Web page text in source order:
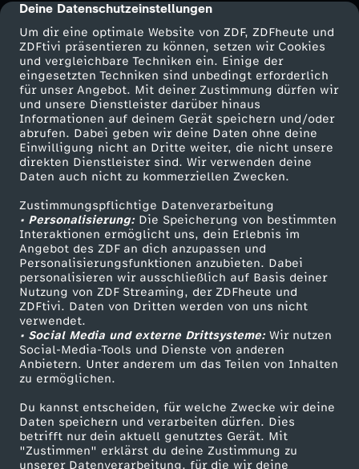
cmp-dialog-description
Deine Datenschutzeinstellungen
Um dir eine optimale Website von ZDF, ZDFheute und
ZDFtivi präsentieren zu können, setzen wir Cookies
und vergleichbare Techniken ein. Einige der
eingesetzten Techniken sind unbedingt erforderlich
für unser Angebot. Mit deiner Zustimmung dürfen wir
und unsere Dienstleister darüber hinaus
Informationen auf deinem Gerät speichern und/oder
abrufen. Dabei geben wir deine Daten ohne deine
Einwilligung nicht an Dritte weiter, die nicht unsere
direkten Dienstleister sind. Wir verwenden deine
Daten auch nicht zu kommerziellen Zwecken.
Zustimmungspflichtige Datenverarbeitung
• Personalisierung:Die Speicherung von bestimmten
Interaktionen ermöglicht uns, dein Erlebnis im
Angebot des ZDF an dich anzupassen und
Personalisierungsfunktionen anzubieten. Dabei
personalisieren wir ausschließlich auf Basis deiner
Nutzung von ZDF Streaming, der ZDFheute und
ZDFtivi. Daten von Dritten werden von uns nicht
verwendet.
• Social Media und externe Drittsysteme:Wir nutzen
Social-Media-Tools und Dienste von anderen
Anbietern. Unter anderem um das Teilen von Inhalten
zu ermöglichen.
Du kannst entscheiden, für welche Zwecke wir deine
Daten speichern und verarbeiten dürfen. Dies
betrifft nur dein aktuell genutztes Gerät. Mit
"Zustimmen" erklärst du deine Zustimmung zu
unserer Datenverarbeitung, für die wir deine
t
e
-
i
n
D
e
u
t
s
c
h
Mehr ZDF
ZDF-Apps
Smart TV
ZDFtext
Livestreams
Sendungen A-Z
TV-Programm
Service
ZDFmitreden
Kontakt zum ZDF
Tickets
Zuschauerservice
Hilfe
ZDF Unternehmen
Karriere
ZDF goes Schule
Werbefernsehen